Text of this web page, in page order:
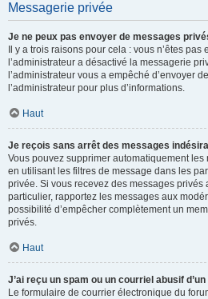
Messagerie privée
Je ne peux pas envoyer de messages
Il y a trois raisons pour cela : vous n’êtes
l’administrateur a désactivé la messagerie
l’administrateur vous a empêché d’envoyer
l’administrateur pour plus d’informations.
Haut
Je reçois sans arrêt des messages
Vous pouvez supprimer automatiquement les
en utilisant les filtres de message dans les
privée. Si vous recevez des messages privés
particulier, rapportez les messages aux
possibilité d’empêcher complètement un
privés.
Haut
J’ai reçu un spam ou un courriel abusif
Le formulaire de courrier électronique du